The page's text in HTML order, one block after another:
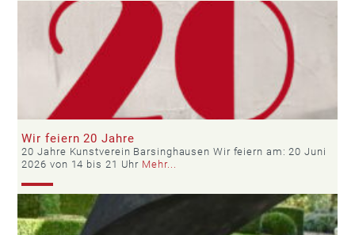
Wir feiern 20 Jahre
20 Jahre Kunstverein Barsinghausen Wir feiern am: 20 Juni
2026 von 14 bis 21 Uhr Mehr...